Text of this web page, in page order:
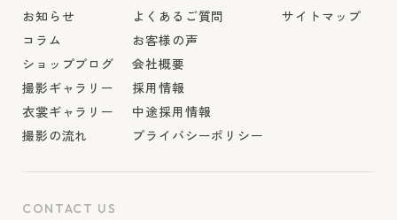
お知らせ
コラム
ショップブログ
撮影ギャラリー
衣裳ギャラリー
撮影の流れ
よくあるご質問
お客様の声
会社概要
採用情報
中途採用情報
プライバシーポリシー
サイトマップ
CONTACT US